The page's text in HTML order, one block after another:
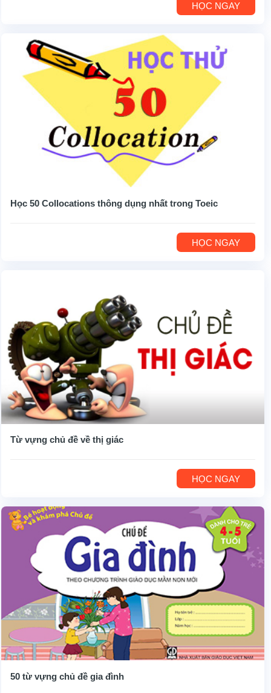
HỌC NGAY
Học 50 Collocations thông dụng nhất trong Toeic
HỌC NGAY
Từ vựng chủ đề về thị giác
HỌC NGAY
50 từ vựng chủ đề gia đình